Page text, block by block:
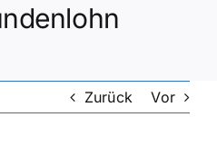
Zurück Vor